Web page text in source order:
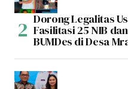
Dorong Legalitas
Fasilitasi 25 NIB
BUMDes di Desa